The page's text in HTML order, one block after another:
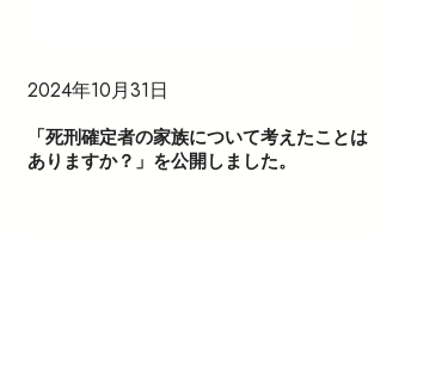
2024年10月31日
「死刑確定者の家族について考えたことは
ありますか？」を公開しました。